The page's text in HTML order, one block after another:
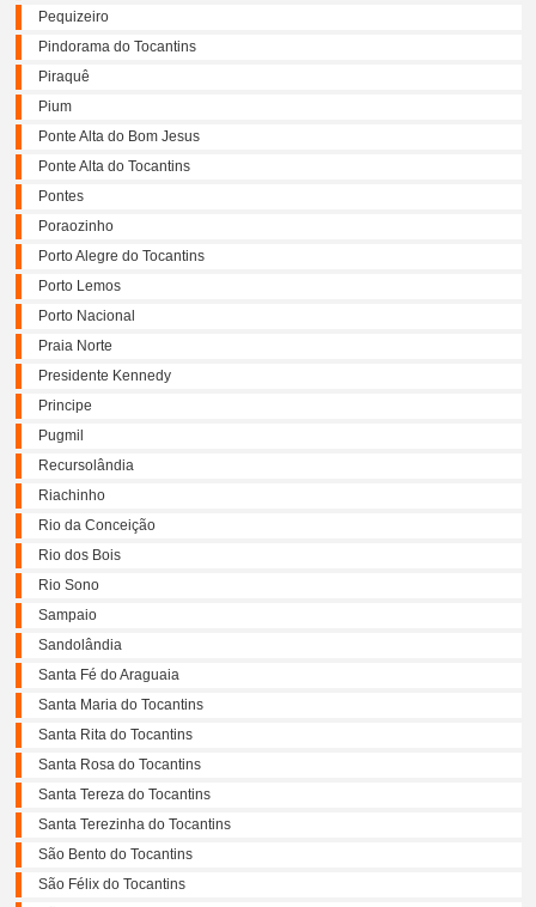
Pequizeiro
Pindorama do Tocantins
Piraquê
Pium
Ponte Alta do Bom Jesus
Ponte Alta do Tocantins
Pontes
Poraozinho
Porto Alegre do Tocantins
Porto Lemos
Porto Nacional
Praia Norte
Presidente Kennedy
Principe
Pugmil
Recursolândia
Riachinho
Rio da Conceição
Rio dos Bois
Rio Sono
Sampaio
Sandolândia
Santa Fé do Araguaia
Santa Maria do Tocantins
Santa Rita do Tocantins
Santa Rosa do Tocantins
Santa Tereza do Tocantins
Santa Terezinha do Tocantins
São Bento do Tocantins
São Félix do Tocantins